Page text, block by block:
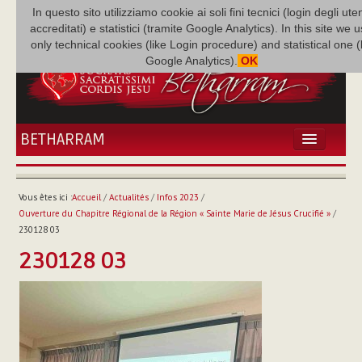
In questo sito utilizziamo cookie ai soli fini tecnici (login degli
accreditati) e statistici (tramite Google Analytics). In this site we
only technical cookies (like Login procedure) and statistical one
Google Analytics). OK
BETHARRAM
ACCUEIL
BÉTHARRAM
FAMILLE
MISSION
P. AUGUSTE ETCHÉCOPAR
Vous êtes ici :Accueil/ Actualités/ Infos 2023 /
Ouverture du Chapitre Régional de la Région « Sainte Marie de Jésus Crucifié »/
230128 03
230128 03